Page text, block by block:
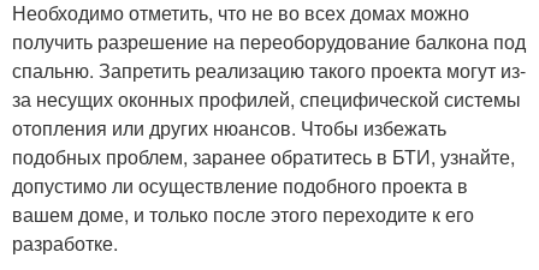
Необходимо отметить, что не во всех домах можно
получить разрешение на переоборудование балкона под
спальню. Запретить реализацию такого проекта могут из-
за несущих оконных профилей, специфической системы
отопления или других нюансов. Чтобы избежать
подобных проблем, заранее обратитесь в БТИ, узнайте,
допустимо ли осуществление подобного проекта в
вашем доме, и только после этого переходите к его
разработке.